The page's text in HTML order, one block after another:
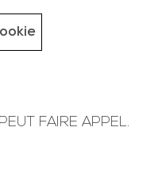
FAIRE APPEL.